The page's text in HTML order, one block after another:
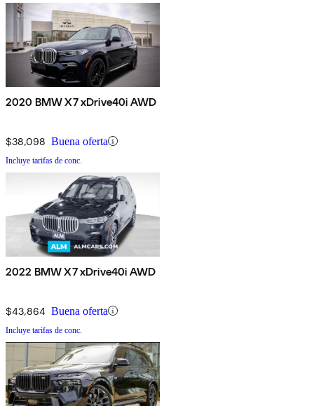
2020 BMW X7 xDrive40i AWD
$38,098 Buena oferta
Incluye tarifas de conc.
2022 BMW X7 xDrive40i AWD
$43,864 Buena oferta
Incluye tarifas de conc.